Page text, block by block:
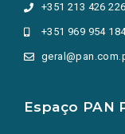
+351 213 426 226
+351 969 954
Espaço PAN